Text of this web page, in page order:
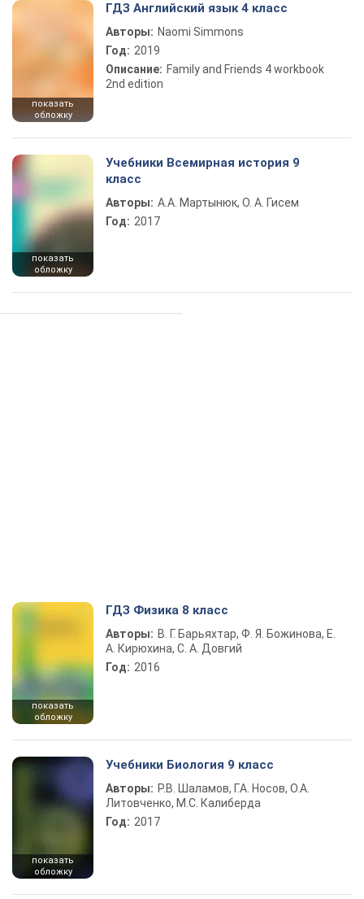
показать
обложку
ГДЗ Английский язык 4 класс
Авторы: Naomi Simmons
Год: 2019
Описание: Family and Friends 4 workbook
2nd edition
показать
обложку
Учебники Всемирная история 9
класс
Авторы: А.А. Мартынюк, О. А. Гисем
Год: 2017
показать
обложку
ГДЗ Физика 8 класс
Авторы: В. Г. Барьяхтар, Ф. Я. Божинова, Е.
А. Кирюхина, С. А. Довгий
Год: 2016
показать
обложку
Учебники Биология 9 класс
Авторы: Р.В. Шаламов, Г.А. Носов, О.А.
Литовченко, М.С. Калиберда
Год: 2017